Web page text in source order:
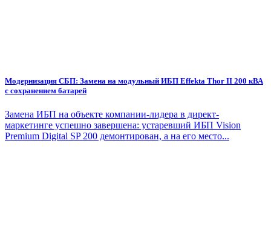
Модернизация СБП: Замена на модульный ИБП Effekta Thor II 200 кВА
с сохранением батарей
Замена ИБП на объекте компании-лидера в директ-
маркетинге успешно завершена: устаревший ИБП Vision
Premium Digital SP 200 демонтирован, а на его место...